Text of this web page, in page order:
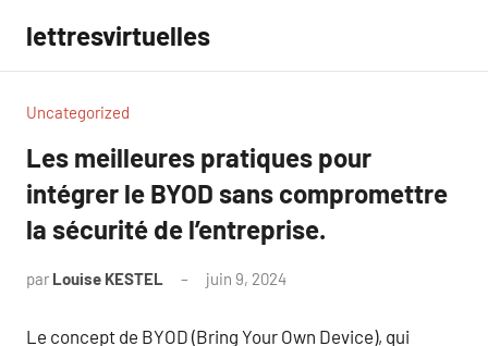
contenu
lettresvirtuelles
Uncategorized
Les meilleures pratiques pour
intégrer le BYOD sans compromettre
la sécurité de l’entreprise.
par Louise KESTEL juin 9, 2024
Le concept de BYOD (Bring Your Own Device), qui